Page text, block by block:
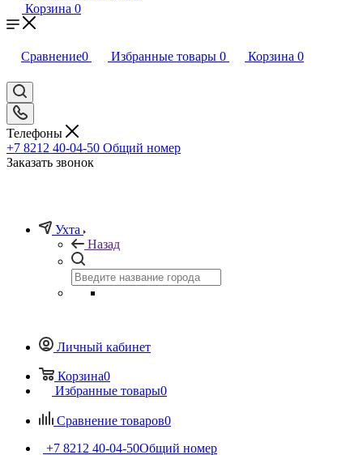
Корзина 0
Сравнение0 Избранные товары 0 Корзина 0
Телефоны
+7 8212 40-04-50 Общий номер
Заказать звонок
Ухта
Назад
Личный кабинет
Корзина0
Избранные товары0
Сравнение товаров0
+7 8212 40-04-50Общий номер